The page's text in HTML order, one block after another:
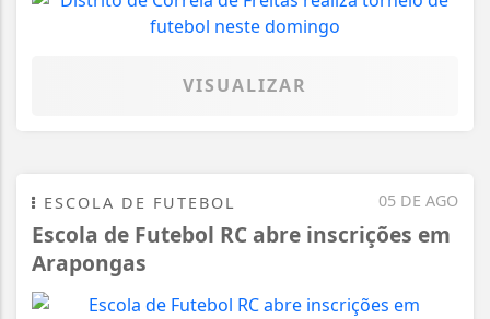
VISUALIZAR
05 DE AGO
ESCOLA DE FUTEBOL
Escola de Futebol RC abre inscrições em
Arapongas